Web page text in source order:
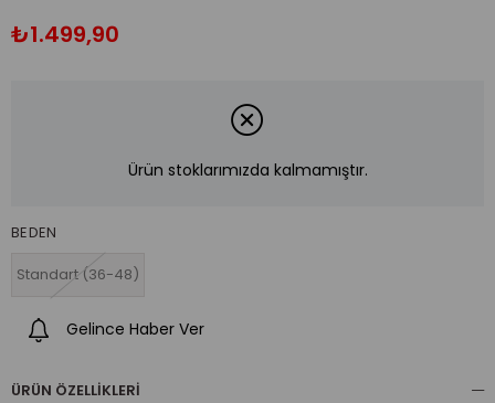
₺1.499,90
Ürün stoklarımızda kalmamıştır.
BEDEN
Standart (36-48)
Gelince Haber Ver
ÜRÜN ÖZELLIKLERI